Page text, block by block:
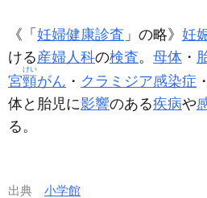
《「 妊婦健康診査 」の略》 妊
ける産婦人科の検査。 母体 ・
宮頸
けい
がん ・ クラミジア感染症 ・
体と胎児に影響のある疾病や
る。
出典 小学館